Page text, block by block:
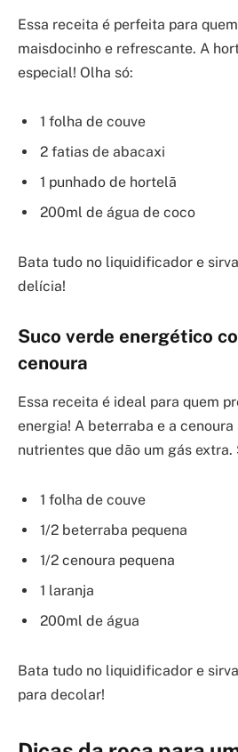
Essa receita é perfeita para
maisdocinho e refrescante. A
especial! Olha só:
1 folha de couve
2 fatias de abacaxi
1 punhado de hortelã
200ml de água de coco
Bata tudo no liquidificador e
delícia!
Suco verde energético
cenoura
Essa receita é ideal para quem
energia! A beterraba e a cenoura
nutrientes que dão um gás extra.
1 folha de couve
1/2 beterraba pequena
1/2 cenoura pequena
1 laranja
200ml de água
Bata tudo no liquidificador e
para decolar!